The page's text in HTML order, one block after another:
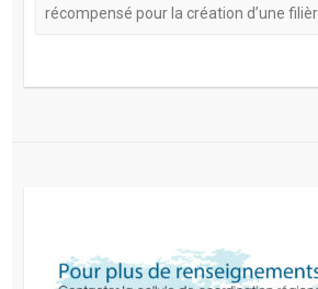
récompensé pour la création d’une